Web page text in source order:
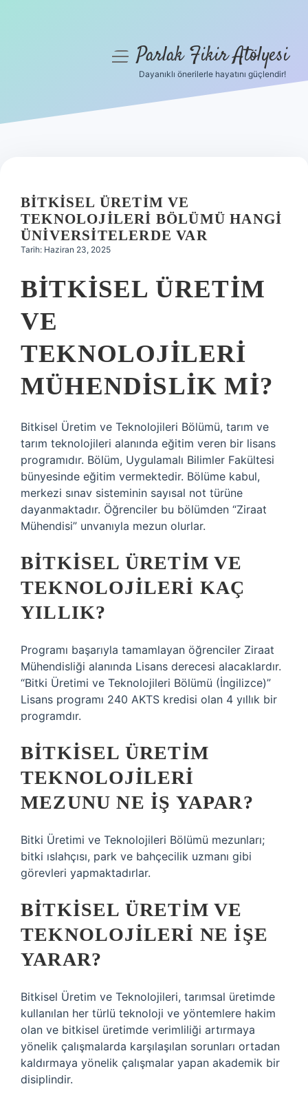
Hakkımızda
menüyüParlak Fikir Atölyesi
Dayanıklı önerilerle hayatını güçlendir!
BITKISEL ÜRETIM VE
TEKNOLOJILERI BÖLÜMÜ HANGI
ÜNIVERSITELERDE VAR
Tarih: Haziran 23, 2025
BITKISEL ÜRETIM
VE
TEKNOLOJILERI
MÜHENDISLIK MI?
Bitkisel Üretim ve Teknolojileri Bölümü, tarım ve
tarım teknolojileri alanında eğitim veren bir lisans
programıdır. Bölüm, Uygulamalı Bilimler Fakültesi
bünyesinde eğitim vermektedir. Bölüme kabul,
merkezi sınav sisteminin sayısal not türüne
dayanmaktadır. Öğrenciler bu bölümden “Ziraat
Mühendisi” unvanıyla mezun olurlar.
BITKISEL ÜRETIM VE
TEKNOLOJILERI KAÇ
YILLIK?
Programı başarıyla tamamlayan öğrenciler Ziraat
Mühendisliği alanında Lisans derecesi alacaklardır.
“Bitki Üretimi ve Teknolojileri Bölümü (İngilizce)”
Lisans programı 240 AKTS kredisi olan 4 yıllık bir
programdır.
BITKISEL ÜRETIM
TEKNOLOJILERI
MEZUNU NE IŞ YAPAR?
Bitki Üretimi ve Teknolojileri Bölümü mezunları;
bitki ıslahçısı, park ve bahçecilik uzmanı gibi
görevleri yapmaktadırlar.
BITKISEL ÜRETIM VE
TEKNOLOJILERI NE IŞE
YARAR?
Bitkisel Üretim ve Teknolojileri, tarımsal üretimde
kullanılan her türlü teknoloji ve yöntemlere hakim
olan ve bitkisel üretimde verimliliği artırmaya
yönelik çalışmalarda karşılaşılan sorunları ortadan
kaldırmaya yönelik çalışmalar yapan akademik bir
disiplindir.